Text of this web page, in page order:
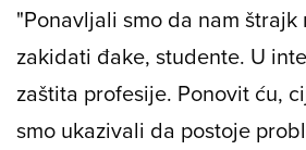
"Ponavljali smo da nam štrajk
zakidati đake, studente. U
zaštita profesije. Ponovit ću,
smo ukazivali da postoje